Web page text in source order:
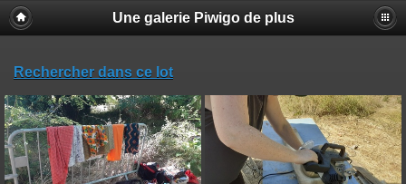
Une galerie Piwigo de plus
Rechercher dans ce lot